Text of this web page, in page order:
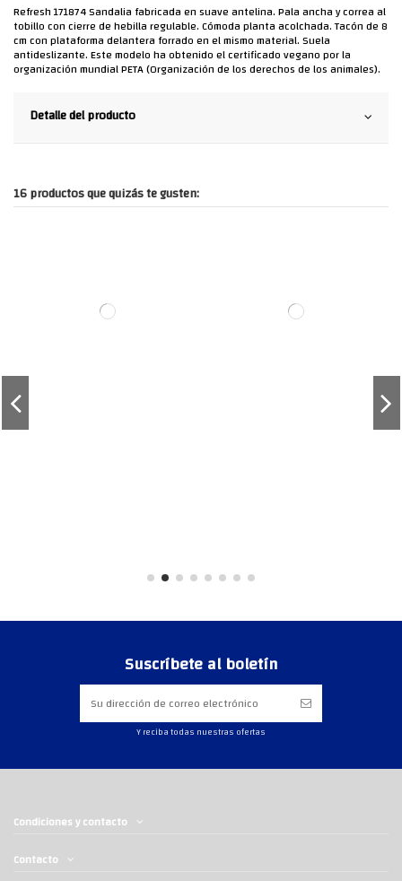
Refresh 171874 Sandalia fabricada en suave antelina. Pala ancha y correa al
tobillo con cierre de hebilla regulable. Cómoda planta acolchada. Tacón de 8
cm con plataforma delantera forrado en el mismo material. Suela
antideslizante. Este modelo ha obtenido el certificado vegano por la
organización mundial PETA (Organización de los derechos de los animales).
Detalle del producto
16 productos que quizás te gusten:
Suscríbete al boletín
Y reciba todas nuestras ofertas
Condiciones y contacto
Contacto